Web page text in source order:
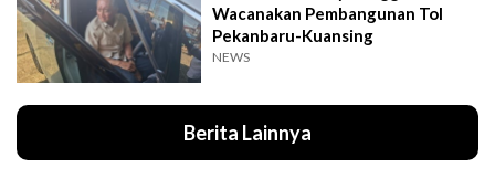
Wacanakan Pembangunan Tol
Pekanbaru-Kuansing
NEWS
Berita Lainnya